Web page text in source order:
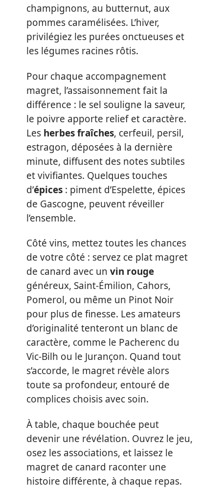
champignons, au butternut, aux
pommes caramélisées. L’hiver,
privilégiez les purées onctueuses et
les légumes racines rôtis.
Pour chaque accompagnement
magret, l’assaisonnement fait la
différence : le sel souligne la saveur,
le poivre apporte relief et caractère.
Les herbes fraîches, cerfeuil, persil,
estragon, déposées à la dernière
minute, diffusent des notes subtiles
et vivifiantes. Quelques touches
d’épices : piment d’Espelette, épices
de Gascogne, peuvent réveiller
l’ensemble.
Côté vins, mettez toutes les chances
de votre côté : servez ce plat magret
de canard avec un vin rouge
généreux, Saint-Émilion, Cahors,
Pomerol, ou même un Pinot Noir
pour plus de finesse. Les amateurs
d’originalité tenteront un blanc de
caractère, comme le Pacherenc du
Vic-Bilh ou le Jurançon. Quand tout
s’accorde, le magret révèle alors
toute sa profondeur, entouré de
complices choisis avec soin.
À table, chaque bouchée peut
devenir une révélation. Ouvrez le jeu,
osez les associations, et laissez le
magret de canard raconter une
histoire différente, à chaque repas.